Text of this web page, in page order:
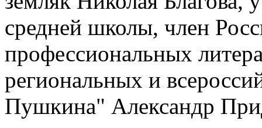
средней школы, член
профессиональных
региональных и
Пушкина" Александр